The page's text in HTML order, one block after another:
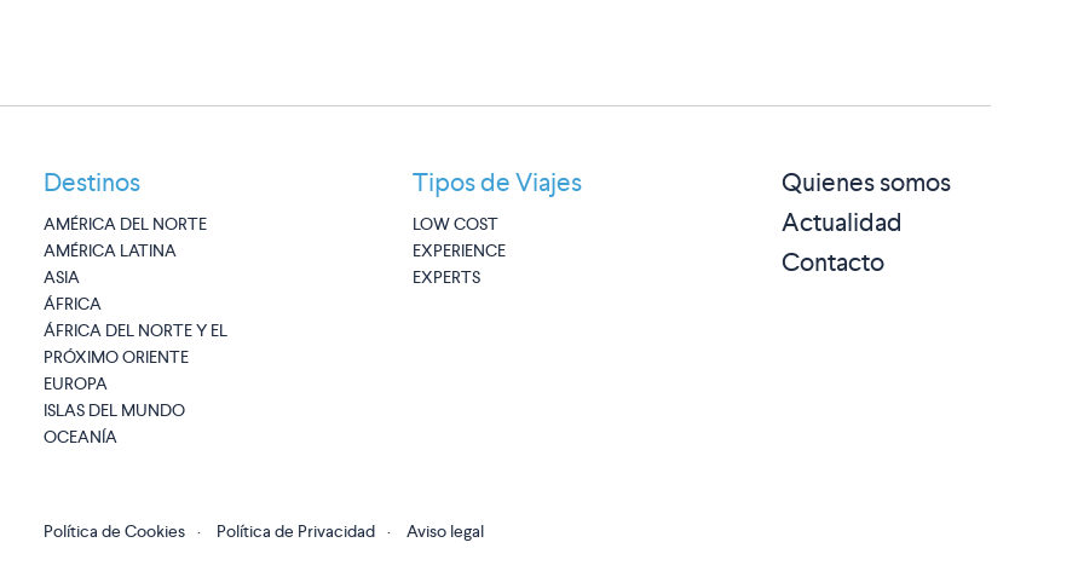
Destinos
AMÉRICA DEL NORTE
AMÉRICA LATINA
ASIA
ÁFRICA
ÁFRICA DEL NORTE Y EL
PRÓXIMO ORIENTE
EUROPA
ISLAS DEL MUNDO
OCEANÍA
Tipos de Viajes
LOW COST
EXPERIENCE
EXPERTS
Quienes somos
Actualidad
Contacto
Política de Cookies · Política de Privacidad · Aviso legal